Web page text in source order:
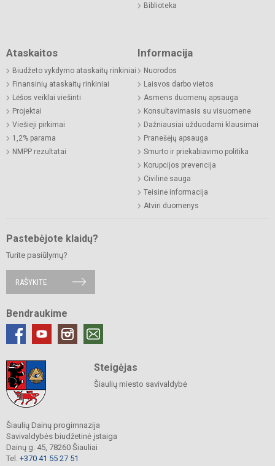
Biblioteka
Ataskaitos
Biudžeto vykdymo ataskaitų rinkiniai
Finansinių ataskaitų rinkiniai
Lėšos veiklai viešinti
Projektai
Viešieji pirkimai
1,2% parama
NMPP rezultatai
Informacija
Nuorodos
Laisvos darbo vietos
Asmens duomenų apsauga
Konsultavimasis su visuomene
Dažniausiai užduodami klausimai
Pranešėjų apsauga
Smurto ir priekabiavimo politika
Korupcijos prevencija
Civilinė sauga
Teisinė informacija
Atviri duomenys
Pastebėjote klaidų?
Turite pasiūlymų?
RAŠYKITE
Bendraukime
Steigėjas
Šiaulių miesto savivaldybė
Šiaulių Dainų progimnazija
Savivaldybės biudžetinė įstaiga
Dainų g. 45, 78260 Šiauliai
Tel. +370 41 55 27 51